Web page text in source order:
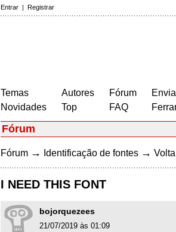
Entrar | Registrar
Temas
Novidades
Autores
Top
Fórum
FAQ
Fórum
Fórum → Identificação de fontes →
I NEED THIS FONT
bojorquezees
21/07/2019 às 01:09